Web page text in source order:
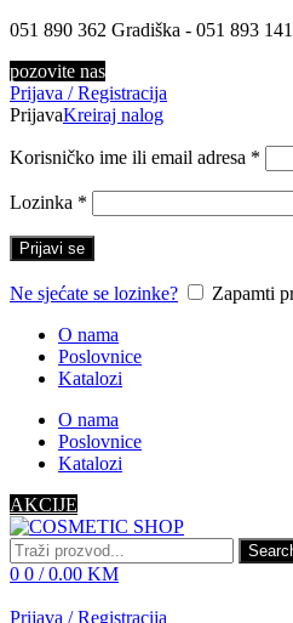
051 890 362 Gradiška - 051 893
pozovite nas
Prijava / Registracija
PrijavaKreiraj nalog
Korisničko ime ili email adresa *
Lozinka *
Prijavi se
Ne sjećate se lozinke?
Zapamti
O nama
Poslovnice
Katalozi
O nama
Poslovnice
Katalozi
AKCIJE
0 0 / 0.00 KM
Prijava / Registracija